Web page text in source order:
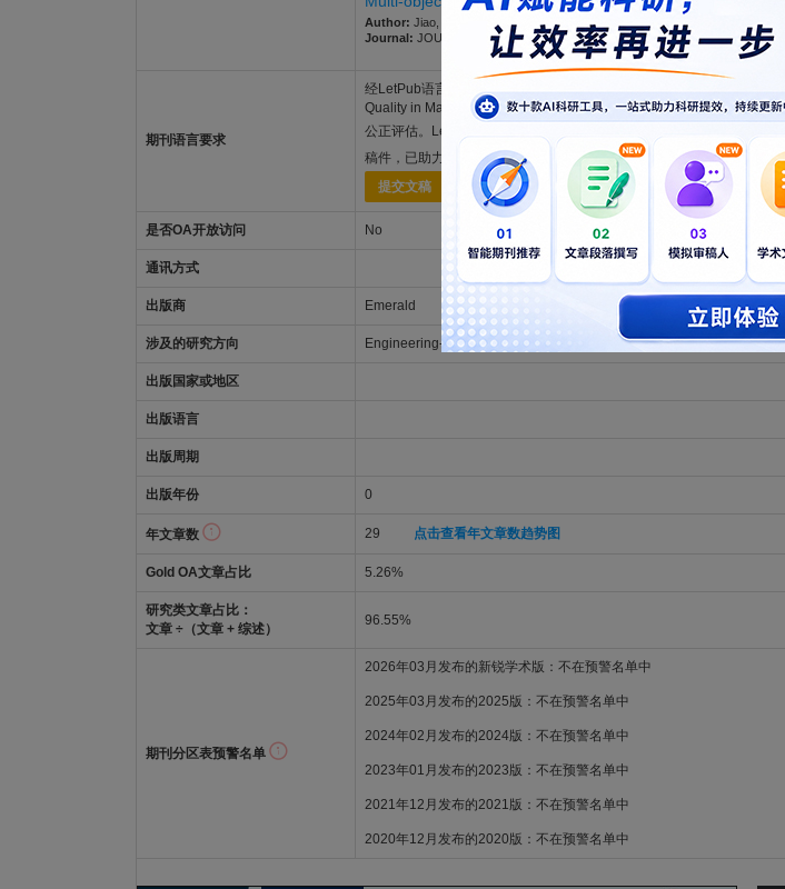
Author: Jiao, Yang; Tu, Ji-Liang; Zhou, Zhi-Cheng; Peng, Qi-Rui
Journal: JOURNAL OF QUALITY IN MAINTENANCE ENGINEERING.
期刊语言要求
经LetPub语言功底雄厚的美籍native English speaker精心编辑的稿
Quality in Maintenance Engineering编辑和审稿人得到更好的审稿体
公正评估。LetPub的专业SCI论文编辑服务（包括
稿件，已助力全球15万+作者顺利发表论文。部分发表范例可查看：
服
提交文稿
是否OA开放访问 No
通讯方式
出版商 Emerald
涉及的研究方向 Engineering-Safety, Risk, Reliability and Quality
出版国家或地区
出版语言
出版周期
出版年份 0
年文章数 29 点击查看年文章数趋势图
Gold OA文章占比 5.26%
研究类文章占比：
文章 ÷（文章 + 综述）
96.55%
期刊分区表预警名单
2026年03月发布的新锐学术版：不在预警名单中
2025年03月发布的2025版：不在预警名单中
2024年02月发布的2024版：不在预警名单中
2023年01月发布的2023版：不在预警名单中
2021年12月发布的2021版：不在预警名单中
2020年12月发布的2020版：不在预警名单中